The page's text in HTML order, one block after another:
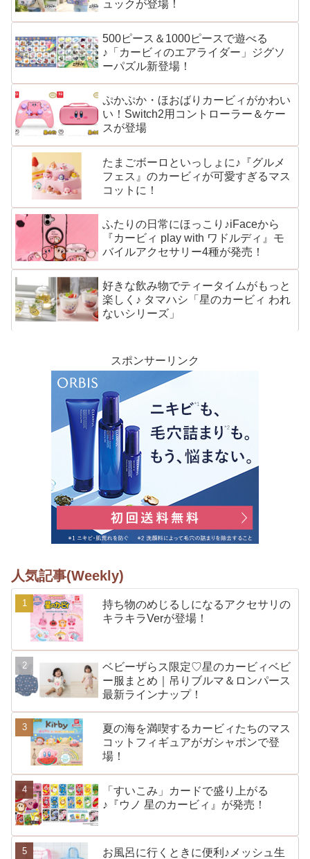
ュックが登場！
500ピース＆1000ピースで遊べる
♪「カービィのエアライダー」ジグソ
ーパズル新登場！
ぷかぷか・ほおばりカービィがかわい
い！Switch2用コントローラー＆ケー
スが登場
たまごボーロといっしょに♪『グルメ
フェス』のカービィが可愛すぎるマス
コットに！
ふたりの日常にほっこり♪iFaceから
『カービィ play with ワドルディ』モ
バイルアクセサリー4種が発売！
好きな飲み物でティータイムがもっと
楽しく♪ タマハシ「星のカービィ われ
ないシリーズ」
スポンサーリンク
人気記事(Weekly)
持ち物のめじるしになるアクセサリの
キラキラVerが登場！
ベビーザらス限定♡星のカービィベビ
ー服まとめ｜吊りブルマ＆ロンパース
最新ラインナップ！
夏の海を満喫するカービィたちのマス
コットフィギュアがガシャポンで登
場！
「すいこみ」カードで盛り上がる
♪『ウノ 星のカービィ』が発売！
お風呂に行くときに便利♪メッシュ生